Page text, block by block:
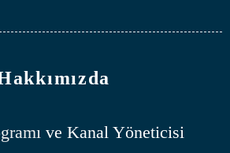
ve Kanal Yöneticisi